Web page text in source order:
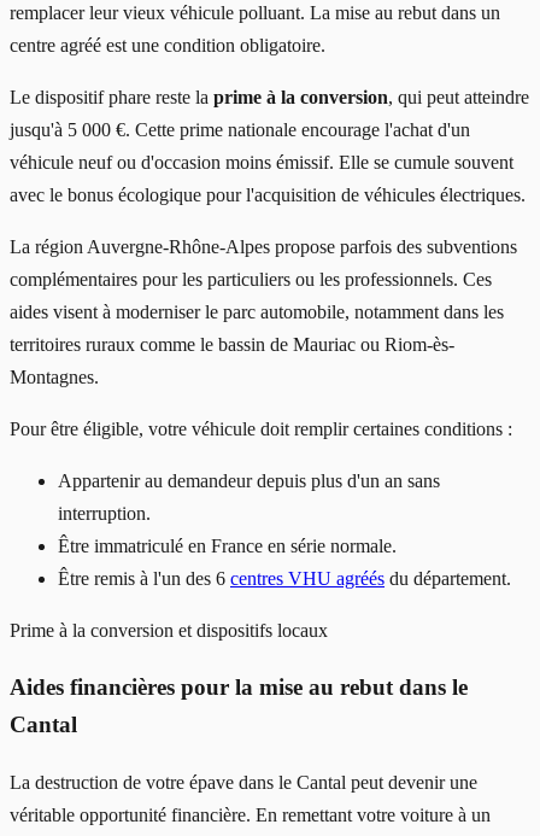
remplacer leur vieux véhicule polluant. La mise au rebut dans un
centre agréé est une condition obligatoire.
Le dispositif phare reste la prime à la conversion, qui peut atteindre
jusqu'à 5 000 €. Cette prime nationale encourage l'achat d'un
véhicule neuf ou d'occasion moins émissif. Elle se cumule souvent
avec le bonus écologique pour l'acquisition de véhicules électriques.
La région Auvergne-Rhône-Alpes propose parfois des subventions
complémentaires pour les particuliers ou les professionnels. Ces
aides visent à moderniser le parc automobile, notamment dans les
territoires ruraux comme le bassin de Mauriac ou Riom-ès-
Montagnes.
Pour être éligible, votre véhicule doit remplir certaines conditions :
Appartenir au demandeur depuis plus d'un an sans
interruption.
Être immatriculé en France en série normale.
Être remis à l'un des 6 centres VHU agréés du département.
Prime à la conversion et dispositifs locaux
Aides financières pour la mise au rebut dans le
Cantal
La destruction de votre épave dans le Cantal peut devenir une
véritable opportunité financière. En remettant votre voiture à un